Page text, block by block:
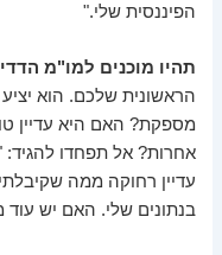
הפיננסית שלי."
תהיו מוכנים למו"מ
הראשונית שלכם. הוא
מספקת? האם היא עדיין
אחרות? אל תפחדו
עדיין רחוקה ממה
בנתונים שלי. האם יש עוד